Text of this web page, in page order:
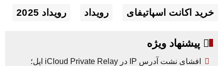
خرید اکانت اسپاتیفای رویداد رویداد 2025
پیشنهاد ویژه
افشای نشت آدرس IP در iCloud Private Relay اپل؛